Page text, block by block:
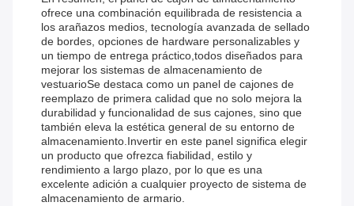
ofrece una combinación equilibrada de resistencia a
los arañazos medios, tecnología avanzada de sellado
de bordes, opciones de hardware personalizables y
un tiempo de entrega práctico,todos diseñados para
mejorar los sistemas de almacenamiento de
vestuarioSe destaca como un panel de cajones de
reemplazo de primera calidad que no solo mejora la
durabilidad y funcionalidad de sus cajones, sino que
también eleva la estética general de su entorno de
almacenamiento.Invertir en este panel significa elegir
un producto que ofrezca fiabilidad, estilo y
rendimiento a largo plazo, por lo que es una
excelente adición a cualquier proyecto de sistema de
almacenamiento de armario.